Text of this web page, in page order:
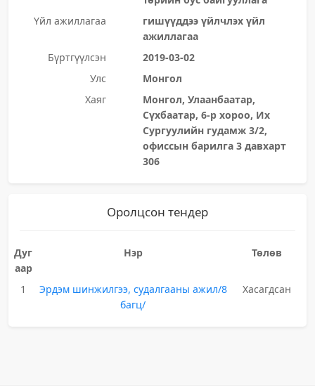
Үйл ажиллагаа
гишүүддээ үйлчлэх үйл
ажиллагаа
Бүртгүүлсэн
2019-03-02
Улс
Монгол
Хаяг
Монгол, Улаанбаатар,
Сүхбаатар, 6-р хороо, Их
Сургуулийн гудамж 3/2,
офиссын барилга 3 давхарт
306
Оролцсон тендер
Дуг
аар
Нэр Төлөв
1
Эрдэм шинжилгээ, судалгааны ажил/8
багц/
Хасагдсан